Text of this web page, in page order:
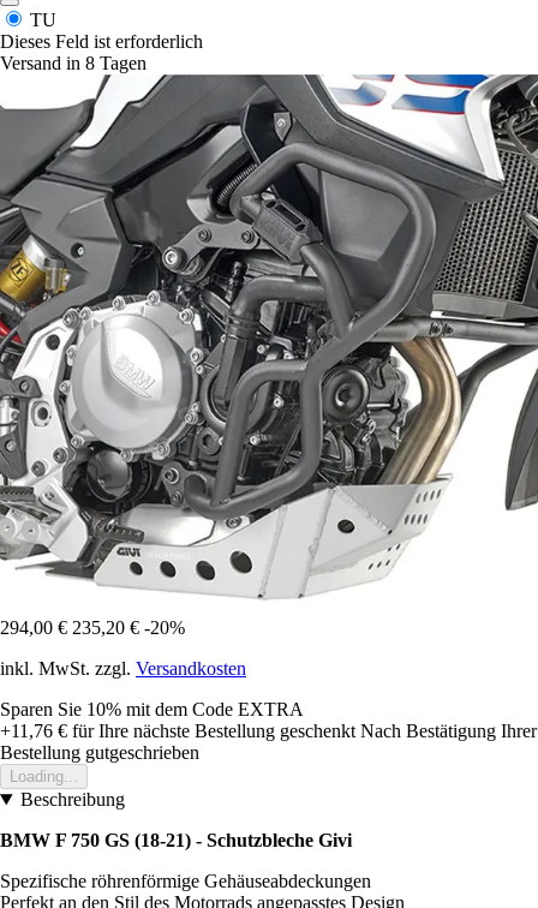
TU
Dieses Feld ist erforderlich
Versand in 8 Tagen
294,00 € 235,20 € -20%
inkl. MwSt. zzgl. Versandkosten
Sparen Sie 10% mit dem Code EXTRA
+11,76 € für Ihre nächste Bestellung geschenkt Nach Bestätigung Ihrer
Bestellung gutgeschrieben
Loading...
Beschreibung
BMW F 750 GS (18-21) - Schutzbleche Givi
Spezifische röhrenförmige Gehäuseabdeckungen
Perfekt an den Stil des Motorrads angepasstes Design